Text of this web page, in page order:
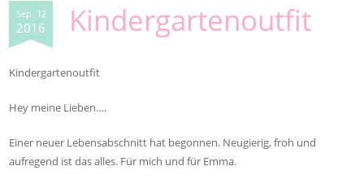
Sep. 12
2016 Kindergartenoutfit
Kindergartenoutfit
Hey meine Lieben….
Einer neuer Lebensabschnitt hat begonnen. Neugierig, froh und
aufregend ist das alles. Für mich und für Emma.